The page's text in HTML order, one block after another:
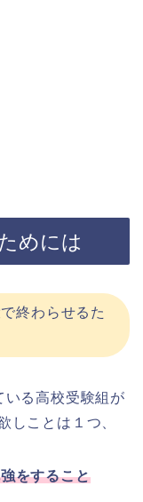
めには
終わらせるた
いる高校受験組が
しことは１つ、
をすること